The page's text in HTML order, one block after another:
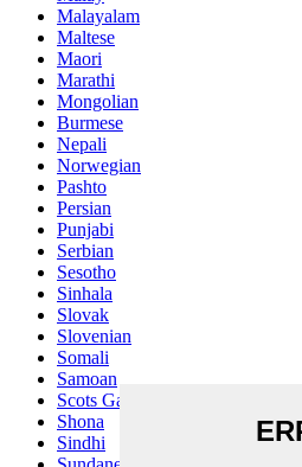
Malayalam
Maltese
Maori
Marathi
Mongolian
Burmese
Nepali
Norwegian
Pashto
Persian
Punjabi
Serbian
Sesotho
Sinhala
Slovak
Slovenian
Somali
Samoan
Scots Gaelic
Shona
Sindhi